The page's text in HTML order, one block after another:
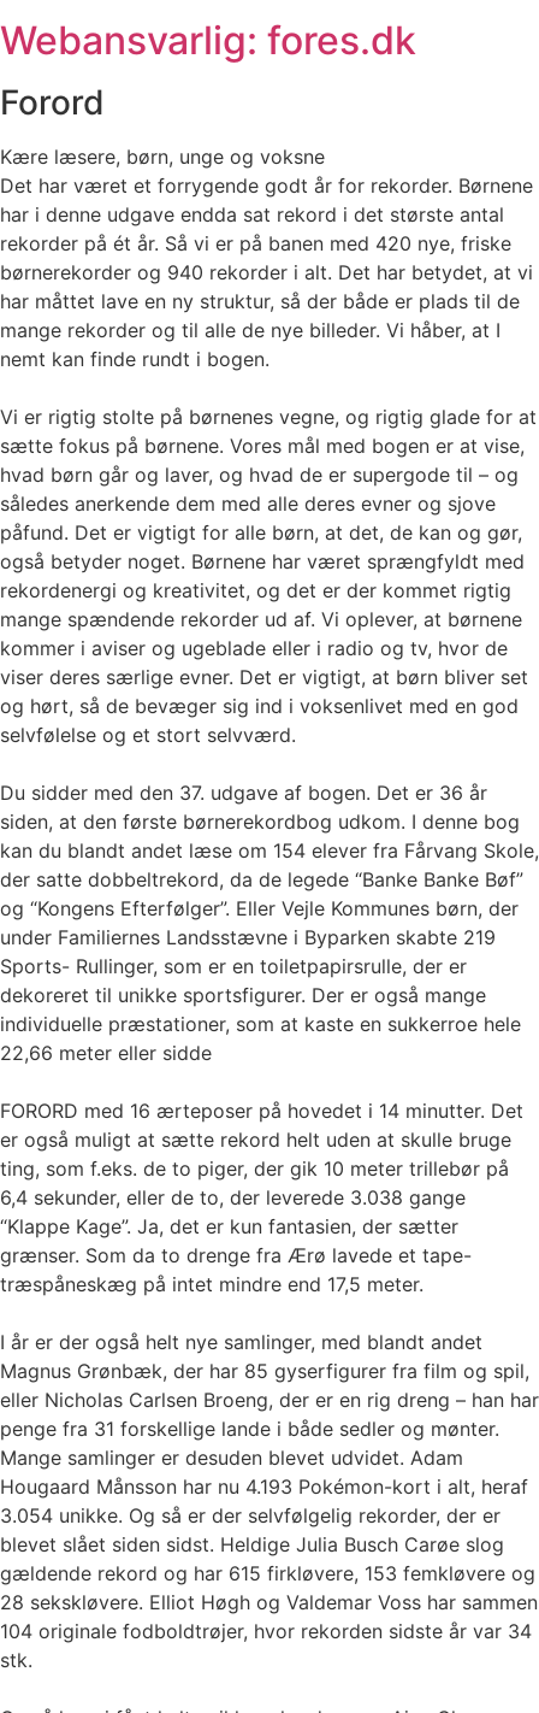
Webansvarlig: fores.dk
Forord
Kære læsere, børn, unge og voksne
Det har været et forrygende godt år for rekorder. Børnene
har i denne udgave endda sat rekord i det største antal
rekorder på ét år. Så vi er på banen med 420 nye, friske
børnerekorder og 940 rekorder i alt. Det har betydet, at vi
har måttet lave en ny struktur, så der både er plads til de
mange rekorder og til alle de nye billeder. Vi håber, at I
nemt kan finde rundt i bogen.
Vi er rigtig stolte på børnenes vegne, og rigtig glade for at
sætte fokus på børnene. Vores mål med bogen er at vise,
hvad børn går og laver, og hvad de er supergode til – og
således anerkende dem med alle deres evner og sjove
påfund. Det er vigtigt for alle børn, at det, de kan og gør,
også betyder noget. Børnene har været sprængfyldt med
rekordenergi og kreativitet, og det er der kommet rigtig
mange spændende rekorder ud af. Vi oplever, at børnene
kommer i aviser og ugeblade eller i radio og tv, hvor de
viser deres særlige evner. Det er vigtigt, at børn bliver set
og hørt, så de bevæger sig ind i voksenlivet med en god
selvfølelse og et stort selvværd.
Du sidder med den 37. udgave af bogen. Det er 36 år
siden, at den første børnerekordbog udkom. I denne bog
kan du blandt andet læse om 154 elever fra Fårvang Skole,
der satte dobbeltrekord, da de legede “Banke Banke Bøf”
og “Kongens Efterfølger”. Eller Vejle Kommunes børn, der
under Familiernes Landsstævne i Byparken skabte 219
Sports- Rullinger, som er en toiletpapirsrulle, der er
dekoreret til unikke sportsfigurer. Der er også mange
individuelle præstationer, som at kaste en sukkerroe hele
22,66 meter eller sidde
FORORD med 16 ærteposer på hovedet i 14 minutter. Det
er også muligt at sætte rekord helt uden at skulle bruge
ting, som f.eks. de to piger, der gik 10 meter trillebør på
6,4 sekunder, eller de to, der leverede 3.038 gange
“Klappe Kage”. Ja, det er kun fantasien, der sætter
grænser. Som da to drenge fra Ærø lavede et tape-
træspåneskæg på intet mindre end 17,5 meter.
I år er der også helt nye samlinger, med blandt andet
Magnus Grønbæk, der har 85 gyserfigurer fra film og spil,
eller Nicholas Carlsen Broeng, der er en rig dreng – han har
penge fra 31 forskellige lande i både sedler og mønter.
Mange samlinger er desuden blevet udvidet. Adam
Hougaard Månsson har nu 4.193 Pokémon-kort i alt, heraf
3.054 unikke. Og så er der selvfølgelig rekorder, der er
blevet slået siden sidst. Heldige Julia Busch Carøe slog
gældende rekord og har 615 firkløvere, 153 femkløvere og
28 sekskløvere. Elliot Høgh og Valdemar Voss har sammen
104 originale fodboldtrøjer, hvor rekorden sidste år var 34
stk.